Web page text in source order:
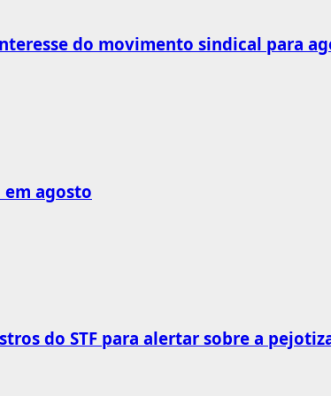
do movimento sindical para
em agosto
do STF para alertar sobre a